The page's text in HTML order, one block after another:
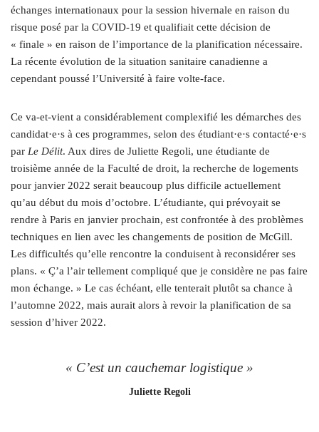
échanges internationaux pour la session hivernale en raison du
risque posé par la COVID-19 et qualifiait cette décision de
« finale » en raison de l’importance de la planification nécessaire.
La récente évolution de la situation sanitaire canadienne a
cependant poussé l’Université à faire volte-face.
Ce va-et-vient a considérablement complexifié les démarches des
candidat·e·s à ces programmes, selon des étudiant·e·s contacté·e·s
par Le Délit. Aux dires de Juliette Regoli, une étudiante de
troisième année de la Faculté de droit, la recherche de logements
pour janvier 2022 serait beaucoup plus difficile actuellement
qu’au début du mois d’octobre. L’étudiante, qui prévoyait se
rendre à Paris en janvier prochain, est confrontée à des problèmes
techniques en lien avec les changements de position de McGill.
Les difficultés qu’elle rencontre la conduisent à reconsidérer ses
plans. « Ç’a l’air tellement compliqué que je considère ne pas faire
mon échange. » Le cas échéant, elle tenterait plutôt sa chance à
l’automne 2022, mais aurait alors à revoir la planification de sa
session d’hiver 2022.
« C’est un cauchemar logistique »
Juliette Regoli